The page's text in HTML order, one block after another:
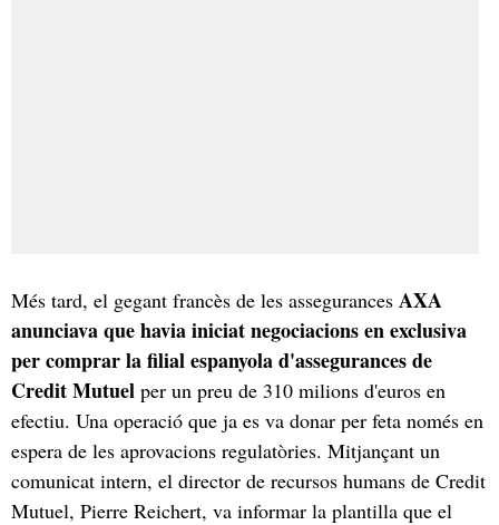
Més tard, el gegant francès de les assegurances AXA
anunciava que havia iniciat negociacions en exclusiva
per comprar la filial espanyola d'assegurances de
Credit Mutuel per un preu de 310 milions d'euros en
efectiu. Una operació que ja es va donar per feta només en
espera de les aprovacions regulatòries. Mitjançant un
comunicat intern, el director de recursos humans de Credit
Mutuel, Pierre Reichert, va informar la plantilla que el